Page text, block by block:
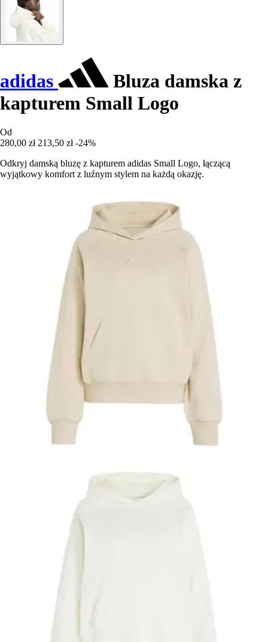
adidas
Bluza damska z
kapturem Small Logo
Od
280,00 zł 213,50 zł -24%
Odkryj damską bluzę z kapturem adidas Small Logo, łączącą
wyjątkowy komfort z luźnym stylem na każdą okazję.